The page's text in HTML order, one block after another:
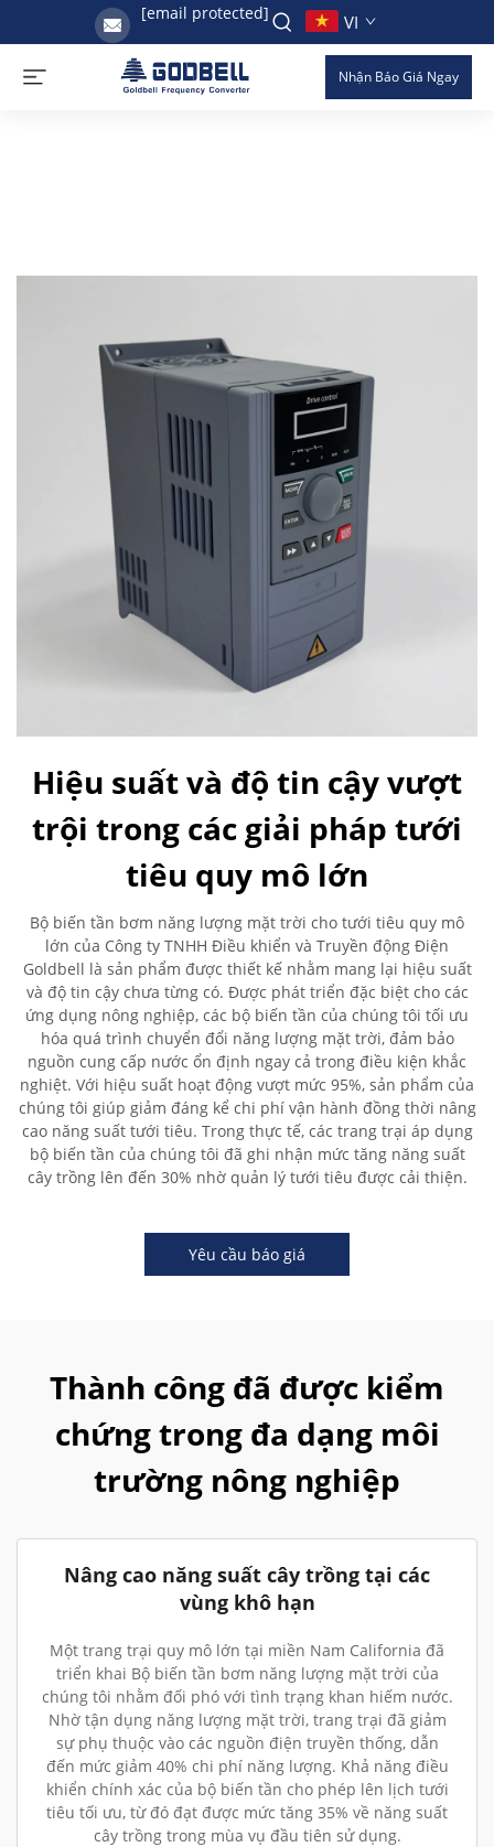
[email protected] VI
Nhận Báo Giá Ngay
Hiệu suất và độ tin cậy vượt
trội trong các giải pháp tưới
tiêu quy mô lớn
Bộ biến tần bơm năng lượng mặt trời cho tưới tiêu quy mô
lớn của Công ty TNHH Điều khiển và Truyền động Điện
Goldbell là sản phẩm được thiết kế nhằm mang lại hiệu suất
và độ tin cậy chưa từng có. Được phát triển đặc biệt cho các
ứng dụng nông nghiệp, các bộ biến tần của chúng tôi tối ưu
hóa quá trình chuyển đổi năng lượng mặt trời, đảm bảo
nguồn cung cấp nước ổn định ngay cả trong điều kiện khắc
nghiệt. Với hiệu suất hoạt động vượt mức 95%, sản phẩm của
chúng tôi giúp giảm đáng kể chi phí vận hành đồng thời nâng
cao năng suất tưới tiêu. Trong thực tế, các trang trại áp dụng
bộ biến tần của chúng tôi đã ghi nhận mức tăng năng suất
cây trồng lên đến 30% nhờ quản lý tưới tiêu được cải thiện.
Yêu cầu báo giá
Thành công đã được kiểm
chứng trong đa dạng môi
trường nông nghiệp
Nâng cao năng suất cây trồng tại các
vùng khô hạn
Một trang trại quy mô lớn tại miền Nam California đã
triển khai Bộ biến tần bơm năng lượng mặt trời của
chúng tôi nhằm đối phó với tình trạng khan hiếm nước.
Nhờ tận dụng năng lượng mặt trời, trang trại đã giảm
sự phụ thuộc vào các nguồn điện truyền thống, dẫn
đến mức giảm 40% chi phí năng lượng. Khả năng điều
khiển chính xác của bộ biến tần cho phép lên lịch tưới
tiêu tối ưu, từ đó đạt được mức tăng 35% về năng suất
cây trồng trong mùa vụ đầu tiên sử dụng.